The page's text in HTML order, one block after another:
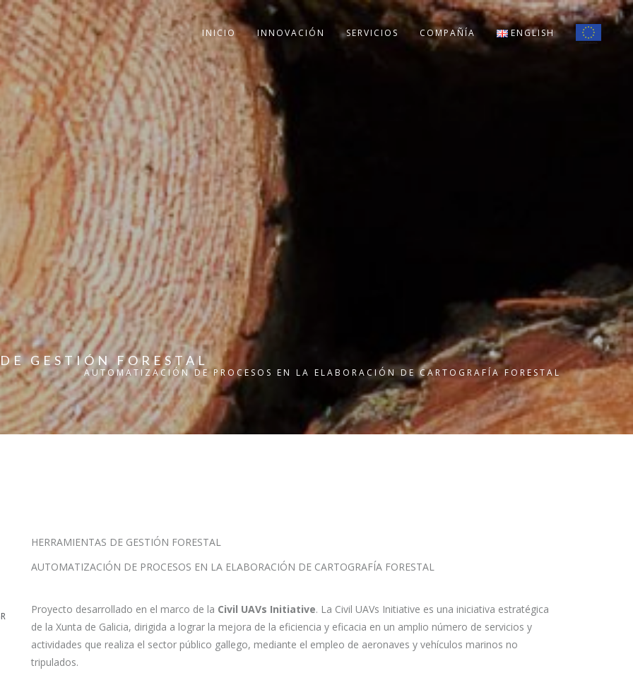
INICIO INNOVACIÓN SERVICIOS COMPAÑÍA ENGLISH
GESTIÓN FORESTAL
AUTOMATIZACIÓN DE PROCESOS EN LA ELABORACIÓN DE CARTOGRAFÍA FORESTAL
HERRAMIENTAS DE GESTIÓN FORESTAL
AUTOMATIZACIÓN DE PROCESOS EN LA ELABORACIÓN DE CARTOGRAFÍA FORESTAL
Proyecto desarrollado en el marco de la Civil UAVs Initiative. La Civil UAVs Initiative es una iniciativa estratégica
de la Xunta de Galicia, dirigida a lograr la mejora de la eficiencia y eficacia en un amplio número de servicios y
actividades que realiza el sector público gallego, mediante el empleo de aeronaves y vehículos marinos no
tripulados.